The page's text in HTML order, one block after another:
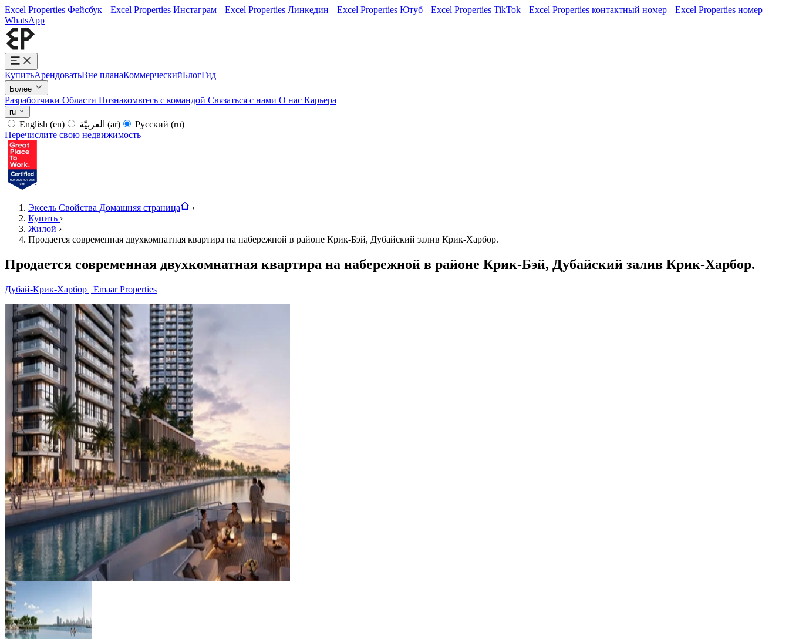
Excel Properties Фейсбук Excel Properties Инстаграм Excel Properties Линкедин Excel Properties Ютуб Excel Properties TikTok Excel Properties контактный номер
Excel Properties номер
WhatsApp
КупитьАрендоватьВне планаКоммерческийБлогГид
Более
Разработчики Области Познакомьтесь с командой Связаться с нами О нас Карьера
ru
English (en) (ar) Русский (ru)
Перечислите свою недвижимость
Эксель Свойства Домашняя страница
›
Купить ›
Жилой ›
Продается современная двухкомнатная квартира на набережной в районе Крик-Бэй, Дубайский залив Крик-Харбор.
Продается современная двухкомнатная квартира на набережной в районе Крик-Бэй, Дубайский залив Крик-Харбор.
Дубай-Крик-Харбор | Emaar Properties